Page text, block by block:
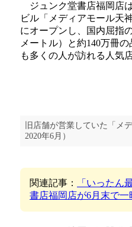
ジュンク堂書店福岡店
ビル「メディアモール天
にオープンし、国内屈指
メートル）と約140万冊
も多くの人が訪れる人気
旧店舗が営業していた「メ
2020年6月）
関連記事：
「いったん
書店福岡店が6月末で一